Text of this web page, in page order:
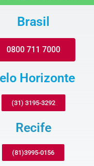
Brasil
0800 711 7000
Horizonte
(31) 3195-3292
Recife
(81)3995-0156